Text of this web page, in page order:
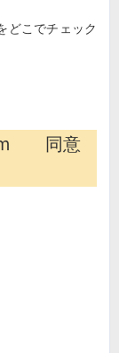
どこでチェック
同意